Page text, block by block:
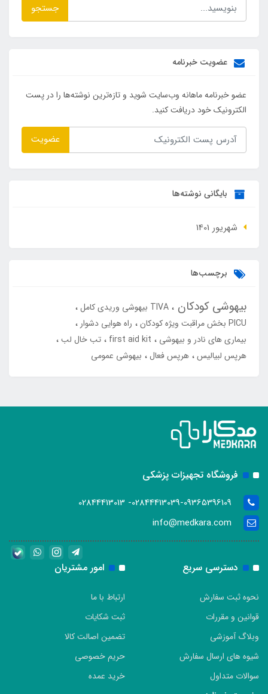
جستجو
عضویت خبرنامه
عضو خبرنامه ماهانه وب‌سایت شوید و تازه‌ترین نوشته‌ها را در پست
الکترونیک خود دریافت کنید.
عضویت
بایگانی نوشته‌ها
شهریور 1401
برچسب‌ها
بیهوشی کودکان
TIVA بیهوشی وریدی کامل
PICU بخش مراقبت ویژه کودکان
راه هوایی دشوار
بیماری های نادر و بیهوشی
first aid kit
تب خال لب
هرپس لبیالیس هرپس فعال بیهوشی عمومی
فروشگاه تجهیزات پزشکی
02844413039-09365396109- 02844413013
info@medkara.com
دسترسی سریع
نحوه ثبت سفارش
قوانین و مقررات
وبلاگ آموزشی
شیوه های ارسال سفارش
سوالات متداول
امور مشتریان
ارتباط با ما
ثبت شکایات
تضمین اصالت کالا
حریم خصوصی
خرید عمده